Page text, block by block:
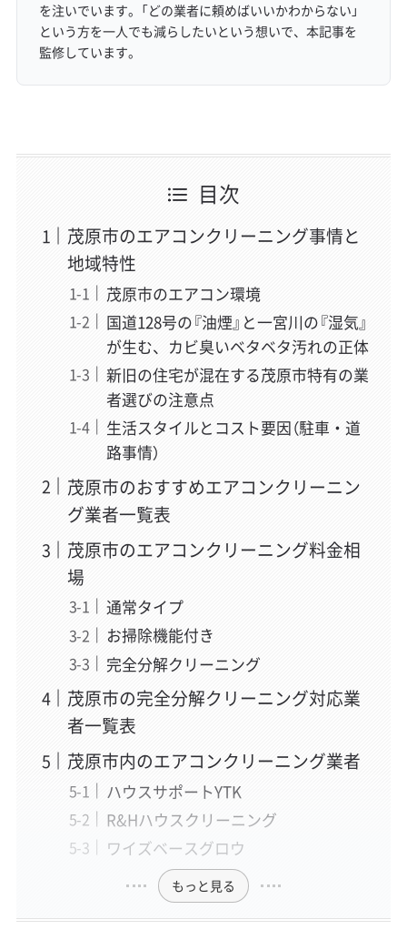
を注いでいます。「どの業者に頼めばいいかわからない」
という方を一人でも減らしたいという想いで、本記事を
監修しています。
目次
茂原市のエアコンクリーニング事情と
地域特性
茂原市のエアコン環境
国道128号の『油煙』と一宮川の『湿気』
が生む、カビ臭いベタベタ汚れの正体
新旧の住宅が混在する茂原市特有の業
者選びの注意点
生活スタイルとコスト要因（駐車・道
路事情）
茂原市のおすすめエアコンクリーニン
グ業者一覧表
茂原市のエアコンクリーニング料金相
場
通常タイプ
お掃除機能付き
完全分解クリーニング
茂原市の完全分解クリーニング対応業
者一覧表
茂原市内のエアコンクリーニング業者
ハウスサポートYTK
R&Hハウスクリーニング
ワイズベースグロウ
もっと見る